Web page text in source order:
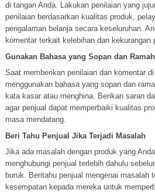
di tangan Anda. Lakukan penilaian yang
penilaian berdasarkan kualitas produk,
pengalaman belanja secara keseluruhan.
komentar terkait kelebihan dan kekurangan
Gunakan Bahasa yang Sopan dan Ramah
Saat memberikan penilaian dan komentar
menggunakan bahasa yang sopan dan
kata kasar atau menghina. Berikan saran
agar penjual dapat memperbaiki kualitas
masa mendatang.
Beri Tahu Penjual Jika Terjadi Masalah
Jika ada masalah dengan produk yang
menghubungi penjual terlebih dahulu
buruk. Beritahu penjual mengenai masalah
kesempatan kepada mereka untuk